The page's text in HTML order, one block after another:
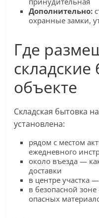
Дополнительно:
охранные замки,
Где
объекте
Складская бытовка
установлена:
рядом с местом
ежедневного
около въезда —
доставки
в центре участка
в безопасной
опасных